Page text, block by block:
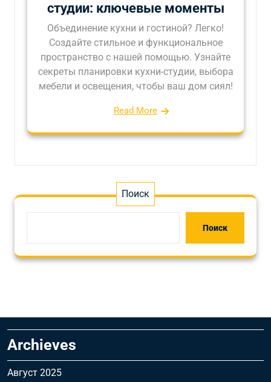
студии: ключевые моменты
Объединение кухни и гостиной? Легко!
Создайте стильное и функциональное
пространство с нашей помощью. Узнайте
секреты планировки кухни-студии, выбора
мебели и освещения, чтобы ваш дом сиял!
Read More
Поиск
Поиск
Archieves
Август 2025